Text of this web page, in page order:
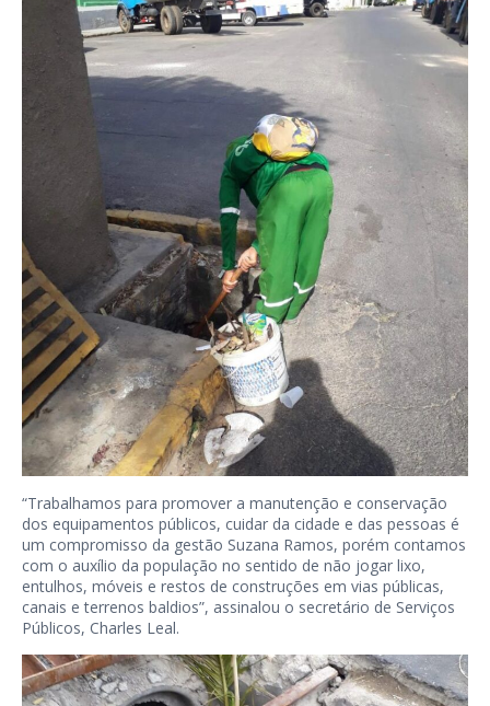
“Trabalhamos para promover a manutenção e conservação
dos equipamentos públicos, cuidar da cidade e das pessoas é
um compromisso da gestão Suzana Ramos, porém contamos
com o auxílio da população no sentido de não jogar lixo,
entulhos, móveis e restos de construções em vias públicas,
canais e terrenos baldios”, assinalou o secretário de Serviços
Públicos, Charles Leal.